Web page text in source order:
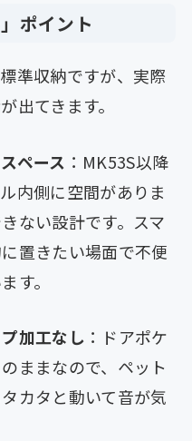
ポイント
準収納ですが、実際
出てきます。
ペース ：MK53S以降
内側に空間がありま
ない設計です。スマ
置きたい場面で不便
す。
加工なし ：ドアポケ
ままなので、ペット
カタと動いて音が気